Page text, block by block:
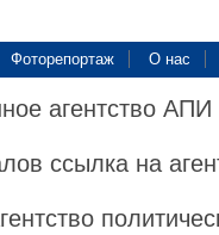
Фоторепортаж О нас
агентство
ссылка на